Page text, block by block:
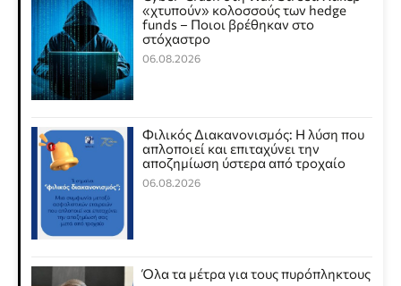
«χτυπούν» κολοσσούς των hedge
funds – Ποιοι βρέθηκαν στο
στόχαστρο
06.08.2026
Φιλικός Διακανονισμός: Η λύση που
απλοποιεί και επιταχύνει την
αποζημίωση ύστερα από τροχαίο
06.08.2026
Όλα τα μέτρα για τους πυρόπληκτους